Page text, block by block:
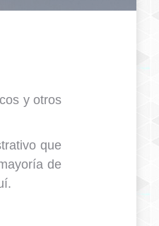
y otros
que
de